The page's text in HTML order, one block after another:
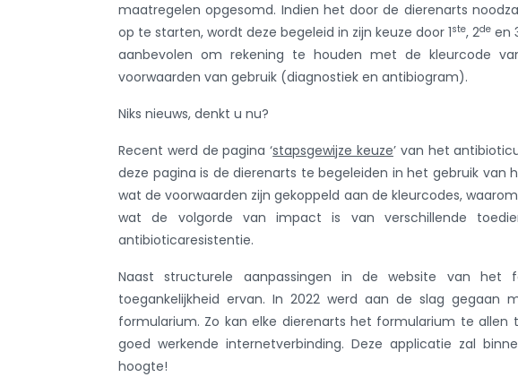
maatregelen opgesomd. Indien het door de dierenarts
op te starten, wordt deze begeleid in zijn keuze door 1ste, 2de en
aanbevolen om rekening te houden met de kleurcode
voorwaarden van gebruik (diagnostiek en antibiogram).
Niks nieuws, denkt u nu?
Recent werd de pagina ‘stapsgewijze keuze’ van het
deze pagina is de dierenarts te begeleiden in het gebruik van
wat de voorwaarden zijn gekoppeld aan de kleurcodes,
wat de volgorde van impact is van verschillende
antibioticaresistentie.
Naast structurele aanpassingen in de website van
toegankelijkheid ervan. In 2022 werd aan de slag
formularium. Zo kan elke dierenarts het formularium te
goed werkende internetverbinding. Deze applicatie zal
hoogte!